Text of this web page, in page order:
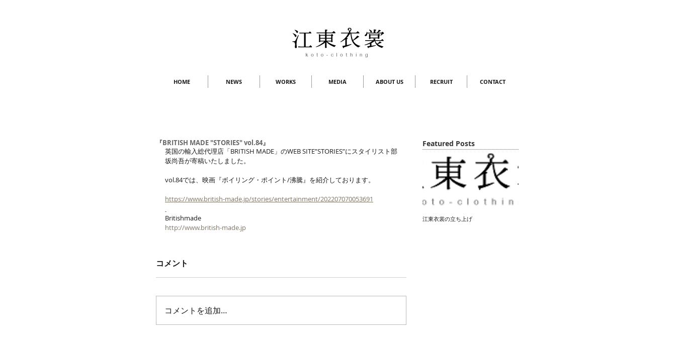
HOME NEWS WORKS MEDIA ABOUT US RECRUIT CONTACT
『BRITISH MADE "STORIES" vol.84』
英国の輸入総代理店「BRITISH MADE」のWEB SITE”STORIES”にスタイリスト部
坂尚吾が寄稿いたしました。
vol.84では、映画『ボイリング・ポイント/沸騰』を紹介しております。
https://www.british-made.jp/stories/entertainment/202207070053691
Britishmade
http://www.british-made.jp
コメント
コメントを追加…
Featured Posts
江東衣裳の立ち上げ